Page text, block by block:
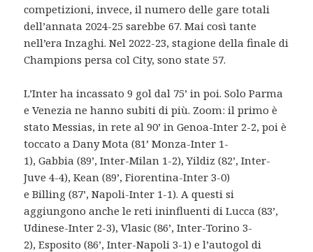
competizioni, invece, il numero delle gare totali
dell’annata 2024-25 sarebbe 67. Mai così tante
nell’era Inzaghi. Nel 2022-23, stagione della finale di
Champions persa col City, sono state 57.
L’Inter ha incassato 9 gol dal 75’ in poi. Solo Parma
e Venezia ne hanno subiti di più. Zoom: il primo è
stato Messias, in rete al 90’ in Genoa-Inter 2-2, poi è
toccato a Dany Mota (81’ Monza-Inter 1-
1), Gabbia (89’, Inter-Milan 1-2), Yildiz (82’, Inter-
Juve 4-4), Kean (89’, Fiorentina-Inter 3-0)
e Billing (87’, Napoli-Inter 1-1). A questi si
aggiungono anche le reti ininfluenti di Lucca (83’,
Udinese-Inter 2-3), Vlasic (86’, Inter-Torino 3-
2), Esposito (86’, Inter-Napoli 3-1) e l’autogol di